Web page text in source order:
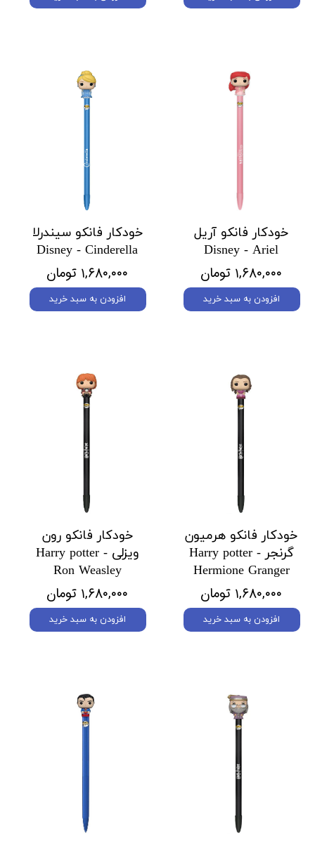
خودکار فانکو آریل
Disney - Ariel
۱,۶۸۰,۰۰۰ تومان
افزودن به سبد خرید
خودکار فانکو سیندرلا
Disney - Cinderella
۱,۶۸۰,۰۰۰ تومان
افزودن به سبد خرید
خودکار فانکو هرمیون
گرنجر Harry potter -
Hermione Granger
۱,۶۸۰,۰۰۰ تومان
افزودن به سبد خرید
خودکار فانکو رون
ویزلی Harry potter -
Ron Weasley
۱,۶۸۰,۰۰۰ تومان
افزودن به سبد خرید